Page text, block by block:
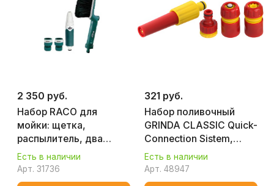
2 350 руб.
Набор RACO для
мойки: щетка,
распылитель, два
соединителя, 1/2''
4260-55/407С
Есть в наличии
Арт. 31736
321 руб.
Набор поливочный
GRINDA CLASSIC Quick-
Connection Sistem,
пластиковый 8-
427286_z01
Есть в наличии
Арт. 48947